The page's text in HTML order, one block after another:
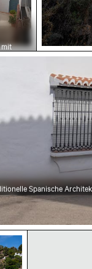
mit
und -
Spanische